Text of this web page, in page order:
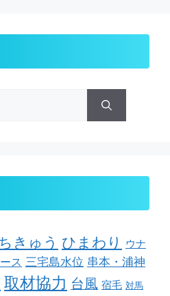
ちきゅう ひまわり
ウナ
ス 三宅島水位 串本・浦神
取材協力 台風 宿毛 対馬